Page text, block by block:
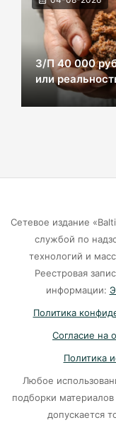
Калининграде
07-08-2026
В
Маркса гибнут
подталкивает
Калининград и
07-08-2026
Убийцу
В
З/П 40 000
или
Сетевое издание
службой по
технологий и
Реестровая
информации:
Политика
Согласие на
Политика
Любое
подборки
допускается